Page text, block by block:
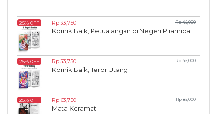
25% OFF Rp 33,750 Rp 45,000
Komik Baik, Petualangan di Negeri Piramida
25% OFF Rp 33,750 Rp 45,000
Komik Baik, Teror Utang
25% OFF Rp 63,750 Rp 85,000
Mata Keramat